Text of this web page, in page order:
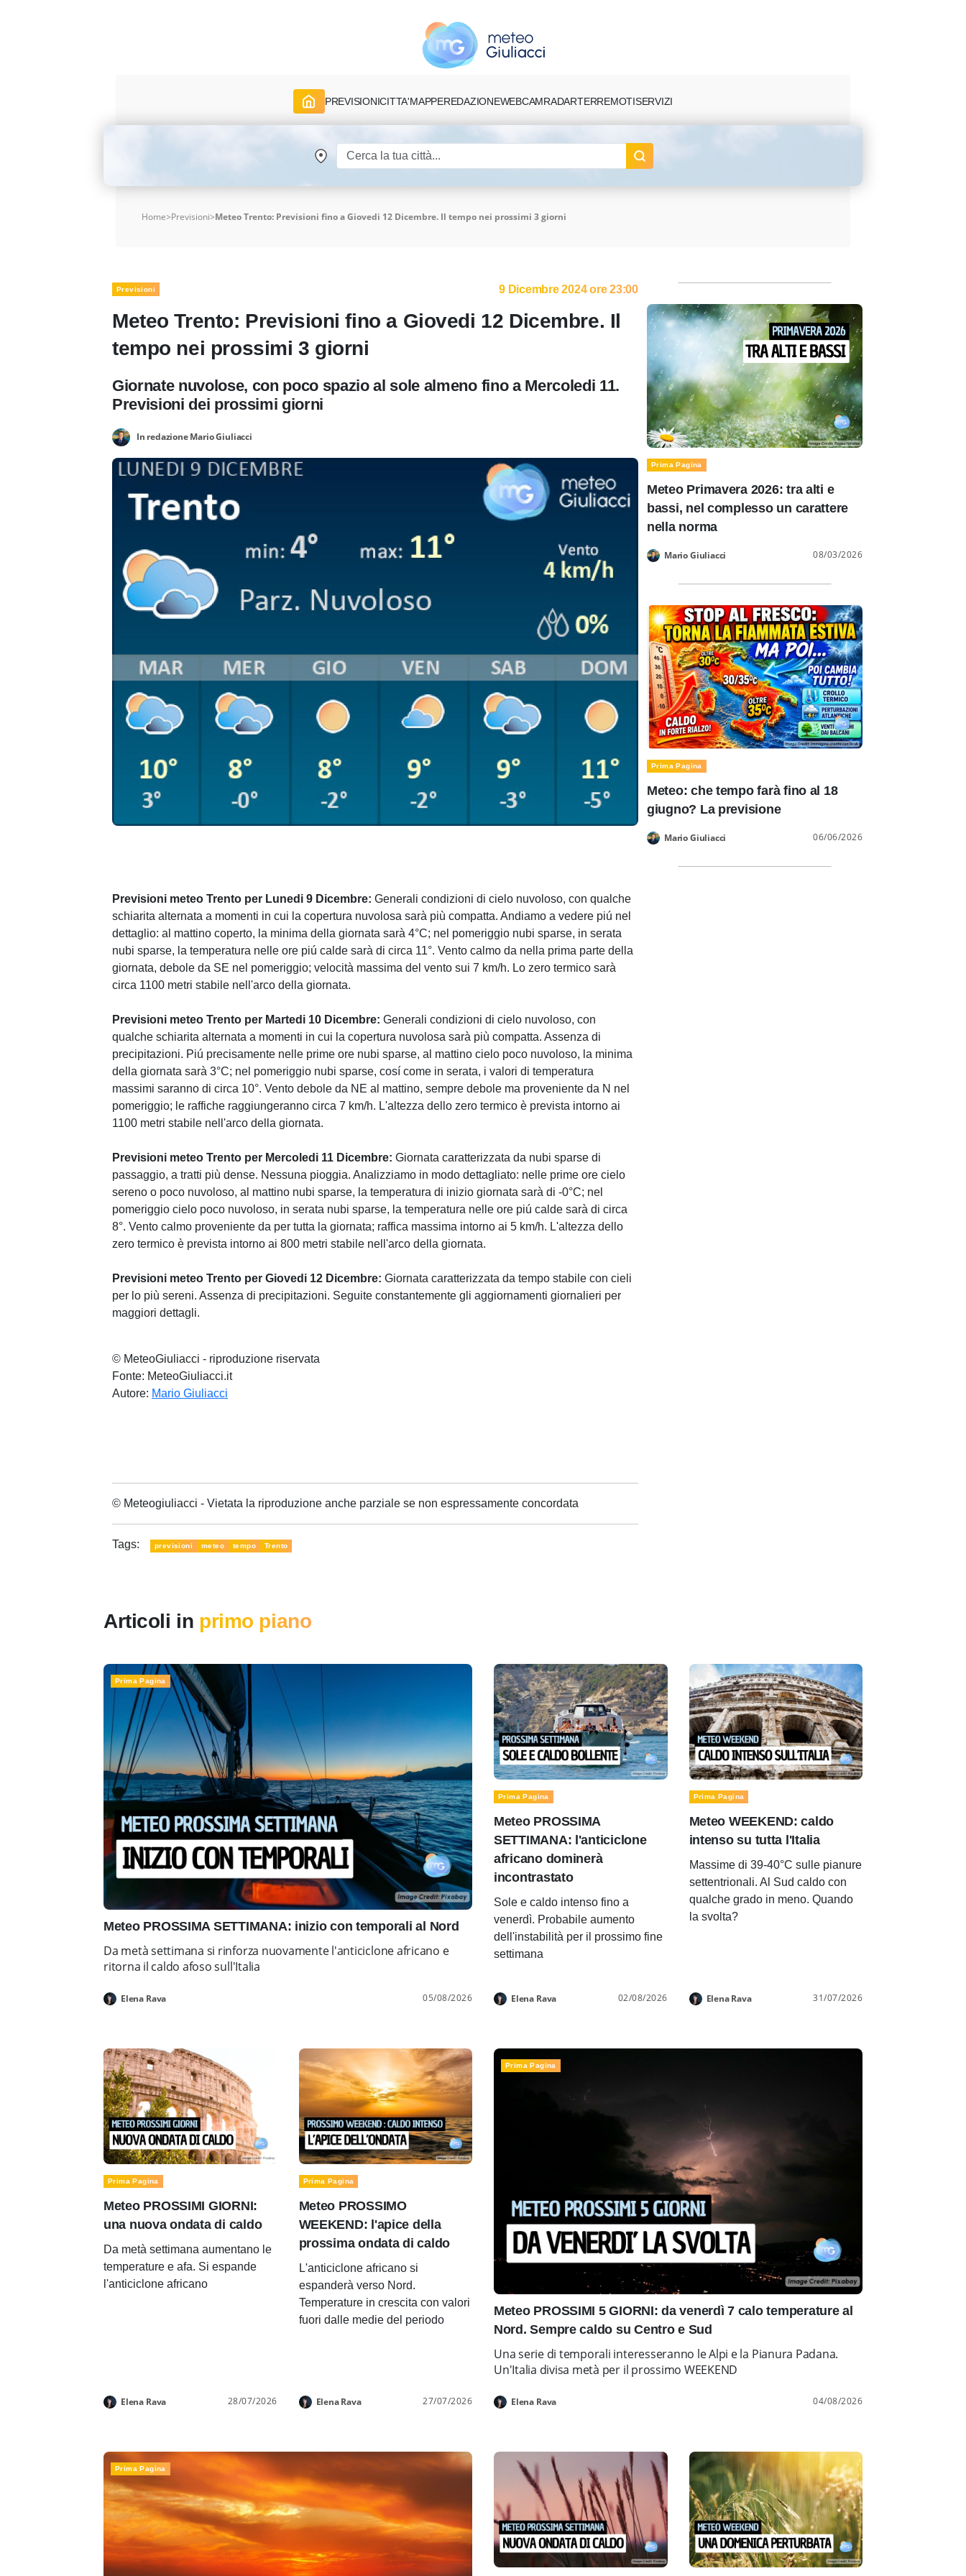
PREVISIONICITTA'MAPPEREDAZIONEWEBCAMRADARTERREMOTISERVIZI
Home>Previsioni>Meteo Trento: Previsioni fino a Giovedi 12 Dicembre. Il tempo nei prossimi 3 giorni
Previsioni 9 Dicembre 2024 ore 23:00
Meteo Trento: Previsioni fino a Giovedi 12 Dicembre. Il
tempo nei prossimi 3 giorni
Giornate nuvolose, con poco spazio al sole almeno fino a Mercoledi 11.
Previsioni dei prossimi giorni
In redazione Mario Giuliacci
Previsioni meteo Trento per Lunedi 9 Dicembre: Generali condizioni di cielo nuvoloso, con qualche
schiarita alternata a momenti in cui la copertura nuvolosa sarà più compatta. Andiamo a vedere piú nel
dettaglio: al mattino coperto, la minima della giornata sarà 4°C; nel pomeriggio nubi sparse, in serata
nubi sparse, la temperatura nelle ore piú calde sarà di circa 11°. Vento calmo da nella prima parte della
giornata, debole da SE nel pomeriggio; velocità massima del vento sui 7 km/h. Lo zero termico sarà
circa 1100 metri stabile nell'arco della giornata.
Previsioni meteo Trento per Martedi 10 Dicembre: Generali condizioni di cielo nuvoloso, con
qualche schiarita alternata a momenti in cui la copertura nuvolosa sarà più compatta. Assenza di
precipitazioni. Piú precisamente nelle prime ore nubi sparse, al mattino cielo poco nuvoloso, la minima
della giornata sarà 3°C; nel pomeriggio nubi sparse, cosí come in serata, i valori di temperatura
massimi saranno di circa 10°. Vento debole da NE al mattino, sempre debole ma proveniente da N nel
pomeriggio; le raffiche raggiungeranno circa 7 km/h. L'altezza dello zero termico è prevista intorno ai
1100 metri stabile nell'arco della giornata.
Previsioni meteo Trento per Mercoledi 11 Dicembre: Giornata caratterizzata da nubi sparse di
passaggio, a tratti più dense. Nessuna pioggia. Analizziamo in modo dettagliato: nelle prime ore cielo
sereno o poco nuvoloso, al mattino nubi sparse, la temperatura di inizio giornata sarà di -0°C; nel
pomeriggio cielo poco nuvoloso, in serata nubi sparse, la temperatura nelle ore piú calde sarà di circa
8°. Vento calmo proveniente da per tutta la giornata; raffica massima intorno ai 5 km/h. L'altezza dello
zero termico è prevista intorno ai 800 metri stabile nell'arco della giornata.
Previsioni meteo Trento per Giovedi 12 Dicembre: Giornata caratterizzata da tempo stabile con cieli
per lo più sereni. Assenza di precipitazioni. Seguite constantemente gli aggiornamenti giornalieri per
maggiori dettagli.
© MeteoGiuliacci - riproduzione riservata
Fonte: MeteoGiuliacci.it
Autore: Mario Giuliacci
© Meteogiuliacci - Vietata la riproduzione anche parziale se non espressamente concordata
Tags: previsioni meteo tempo Trento
Prima Pagina
Meteo Primavera 2026: tra alti e
bassi, nel complesso un carattere
nella norma
Mario Giuliacci 08/03/2026
Prima Pagina
Meteo: che tempo farà fino al 18
giugno? La previsione
Mario Giuliacci 06/06/2026
Articoli in primo piano
Prima Pagina
Meteo PROSSIMA SETTIMANA: inizio con temporali al Nord
Da metà settimana si rinforza nuovamente l'anticiclone africano e
ritorna il caldo afoso sull'Italia
Elena Rava 05/08/2026
Prima Pagina
Meteo PROSSIMA
SETTIMANA: l'anticiclone
africano dominerà
incontrastato
Sole e caldo intenso fino a
venerdì. Probabile aumento
dell'instabilità per il prossimo fine
settimana
Elena Rava 02/08/2026
Prima Pagina
Meteo WEEKEND: caldo
intenso su tutta l'Italia
Massime di 39-40°C sulle pianure
settentrionali. Al Sud caldo con
qualche grado in meno. Quando
la svolta?
Elena Rava 31/07/2026
Prima Pagina
Meteo PROSSIMI GIORNI:
una nuova ondata di caldo
Da metà settimana aumentano le
temperature e afa. Si espande
l'anticiclone africano
Elena Rava 28/07/2026
Prima Pagina
Meteo PROSSIMO
WEEKEND: l'apice della
prossima ondata di caldo
L'anticiclone africano si
espanderà verso Nord.
Temperature in crescita con valori
fuori dalle medie del periodo
Elena Rava 27/07/2026
Prima Pagina
Meteo PROSSIMI 5 GIORNI: da venerdì 7 calo temperature al
Nord. Sempre caldo su Centro e Sud
Una serie di temporali interesseranno le Alpi e la Pianura Padana.
Un'Italia divisa metà per il prossimo WEEKEND
Elena Rava 04/08/2026
Prima Pagina